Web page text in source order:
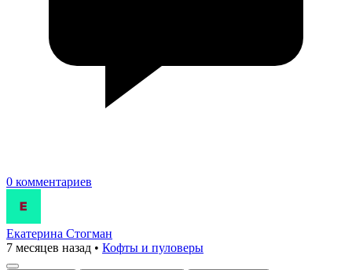
0 комментариев
Екатерина Стогман
7 месяцев назад • Кофты и пуловеры